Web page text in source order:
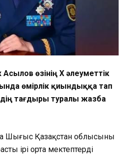
Асылов өзінің Х әлеуметтік
өмірлік қиындыққа тап
тағдыры туралы жазба
Шығыс Қазақстан облысының
ірі орта мектептердің